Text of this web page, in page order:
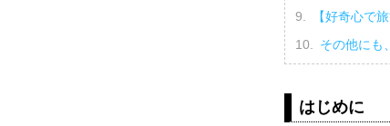
【好奇心で
その他にも
はじめに